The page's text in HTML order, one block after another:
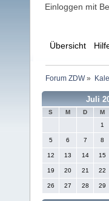
Einloggen mit
Übersicht
Forum ZDW»
Juli
S M D M
1
5 6 7 8
12 13 14 15
19 20 21 22
26 27 28 29